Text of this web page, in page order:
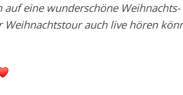
auf eine wunderschöne
Weihnachtstour auch live hören